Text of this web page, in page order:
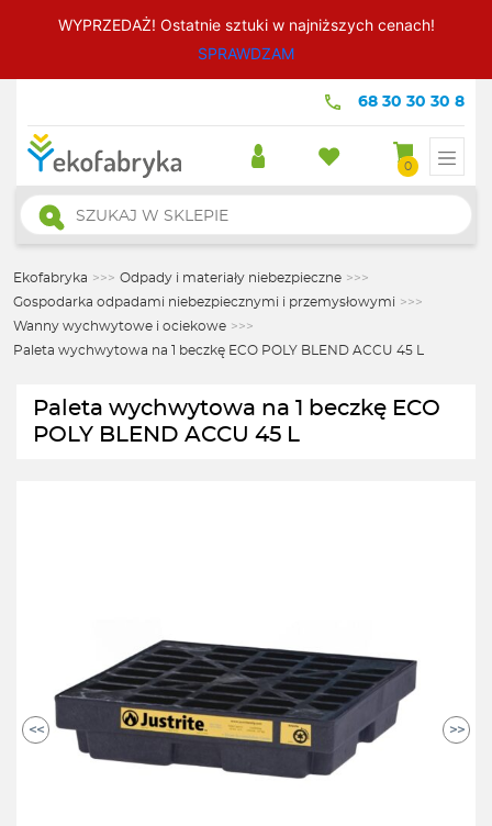
WYPRZEDAŻ! Ostatnie sztuki w najniższych cenach!
SPRAWDZAM
68 30 30 30 8
0
Wyszukiwarka
produktów
Ekofabryka >>> Odpady i materiały niebezpieczne >>>
Gospodarka odpadami niebezpiecznymi i przemysłowymi >>>
Wanny wychwytowe i ociekowe >>>
Paleta wychwytowa na 1 beczkę ECO POLY BLEND ACCU 45 L
Paleta wychwytowa na 1 beczkę ECO
POLY BLEND ACCU 45 L
<< >>